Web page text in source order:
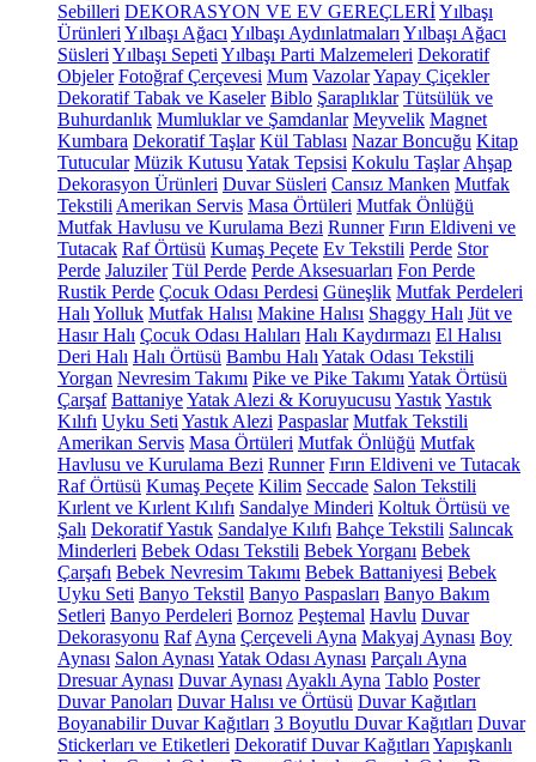
Sebilleri DEKORASYON VE EV GEREÇLERİYılbaşı
Ürünleri Yılbaşı Ağacı Yılbaşı Aydınlatmaları Yılbaşı Ağacı
Süsleri Yılbaşı Sepeti Yılbaşı Parti Malzemeleri Dekoratif
Objeler Fotoğraf Çerçevesi Mum VazolarYapay Çiçekler
Dekoratif Tabak ve Kaseler Biblo Şaraplıklar Tütsülük ve
Buhurdanlık Mumluklar ve Şamdanlar Meyvelik Magnet
Kumbara Dekoratif Taşlar Kül Tablası Nazar Boncuğu Kitap
Tutucular Müzik Kutusu Yatak Tepsisi Kokulu Taşlar Ahşap
Dekorasyon Ürünleri Duvar Süsleri Cansız Manken Mutfak
Tekstili Amerikan Servis Masa Örtüleri Mutfak Önlüğü
Mutfak Havlusu ve Kurulama Bezi Runner Fırın Eldiveni ve
Tutacak Raf Örtüsü Kumaş Peçete Ev Tekstili Perde Stor
Perde Jaluziler Tül Perde Perde Aksesuarları Fon Perde
Rustik Perde Çocuk Odası Perdesi Güneşlik Mutfak Perdeleri
Halı Yolluk Mutfak Halısı Makine Halısı Shaggy Halı Jüt ve
Hasır Halı Çocuk Odası Halıları Halı Kaydırmazı El Halısı
Deri Halı Halı Örtüsü Bambu Halı Yatak Odası Tekstili
Yorgan Nevresim Takımı Pike ve Pike Takımı Yatak Örtüsü
Çarşaf BattaniyeYatak Alezi & Koruyucusu YastıkYastık
Kılıfı Uyku Seti Yastık Alezi Paspaslar Mutfak Tekstili
Amerikan Servis Masa Örtüleri Mutfak Önlüğü Mutfak
Havlusu ve Kurulama Bezi Runner Fırın Eldiveni ve Tutacak
Raf Örtüsü Kumaş Peçete Kilim Seccade Salon Tekstili
Kırlent ve Kırlent Kılıfı Sandalye Minderi Koltuk Örtüsü ve
Şalı Dekoratif Yastık Sandalye Kılıfı Bahçe Tekstili Salıncak
Minderleri Bebek Odası Tekstili Bebek Yorganı Bebek
Çarşafı Bebek Nevresim Takımı Bebek Battaniyesi Bebek
Uyku Seti Banyo Tekstil Banyo Paspasları Banyo Bakım
Setleri Banyo Perdeleri Bornoz Peştemal Havlu Duvar
Dekorasyonu Raf Ayna Çerçeveli Ayna Makyaj Aynası Boy
Aynası Salon Aynası Yatak Odası Aynası Parçalı Ayna
Dresuar Aynası Duvar Aynası Ayaklı Ayna Tablo Poster
Duvar Panoları Duvar Halısı ve Örtüsü Duvar Kağıtları
Boyanabilir Duvar Kağıtları 3 Boyutlu Duvar Kağıtları Duvar
Stickerları ve Etiketleri Dekoratif Duvar Kağıtları Yapışkanlı